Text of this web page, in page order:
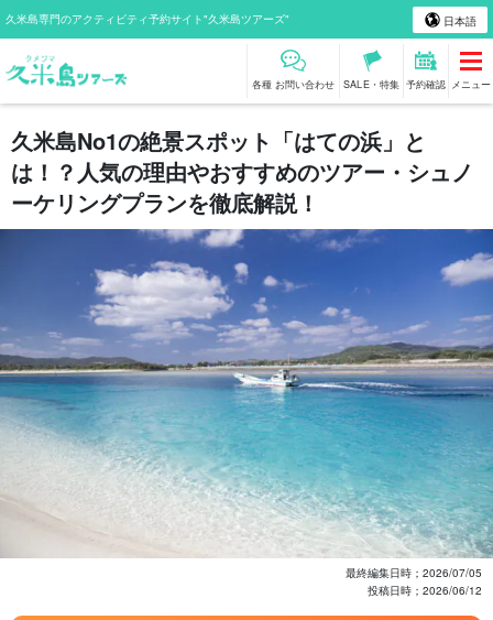
久米島専門のアクティビティ予約サイト"久米島ツアーズ" 日本語
各種 お問い合わせ SALE・特集 予約確認 メニュー
久米島No1の絶景スポット「はての浜」と
は！？人気の理由やおすすめのツアー・シュノ
ーケリングプランを徹底解説！
最終編集日時； 2026/07/05
投稿日時； 2026/06/12